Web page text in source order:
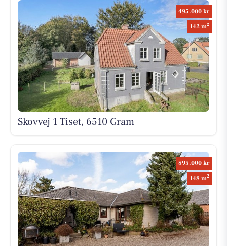
495.000 kr
142 m2
Skovvej 1 Tiset, 6510 Gram
895.000 kr
148 m2